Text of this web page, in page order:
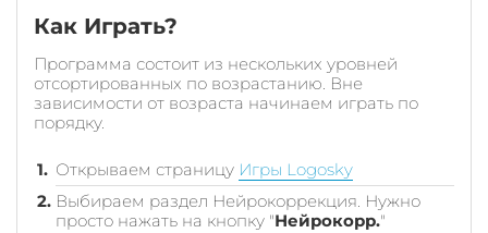
Как Играть?
Программа состоит из нескольких уровней
отсортированных по возрастанию. Вне
зависимости от возраста начинаем играть по
порядку.
Открываем страницу Игры Logosky
Выбираем раздел Нейрокоррекция. Нужно
просто нажать на кнопку "Нейрокорр."